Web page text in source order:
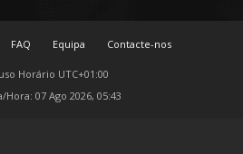
FAQ Equipa Contacte-nos
Horário UTC+01:00
Hora: 07 Ago 2026, 05:43